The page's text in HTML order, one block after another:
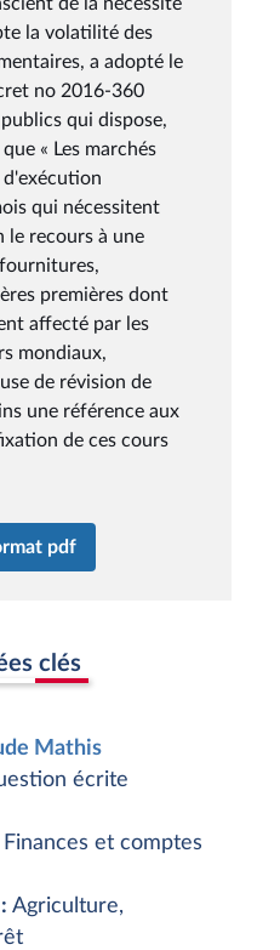
la volatilité des
a adopté le
no 2016-360
qui dispose,
« Les marchés
qui nécessitent
le recours à une
premières dont
affecté par les
mondiaux,
de révision de
une référence aux
de ces cours
pdf
clés
Mathis
écrite
Finances et comptes
Agriculture,